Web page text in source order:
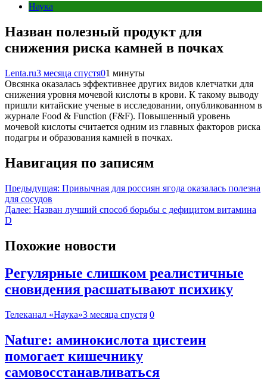
Наука
Назван полезный продукт для
снижения риска камней в почках
Lenta.ru3 месяца спустя01 минуты
Овсянка оказалась эффективнее других видов клетчатки для
снижения уровня мочевой кислоты в крови. К такому выводу
пришли китайские ученые в исследовании, опубликованном в
журнале Food & Function (F&F). Повышенный уровень
мочевой кислоты считается одним из главных факторов риска
подагры и образования камней в почках.
Навигация по записям
Предыдущая: Привычная для россиян ягода оказалась полезна
для сосудов
Далее: Назван лучший способ борьбы с дефицитом витамина
D
Похожие новости
Регулярные слишком реалистичные
сновидения расшатывают психику
Телеканал «Наука»3 месяца спустя 0
Nature: аминокислота цистеин
помогает кишечнику
самовосстанавливаться